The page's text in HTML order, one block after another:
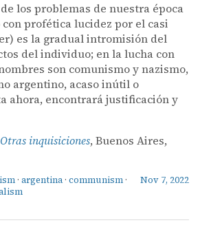
los problemas de nuestra época
profética lucidez por el casi
es la gradual intromisión del
del individuo; en la lucha con
son comunismo y nazismo,
argentino, acaso inútil o
ahora, encontrará justificación y
Otras inquisiciones, Buenos Aires,
· argentina· communism ·
Nov 7, 2022